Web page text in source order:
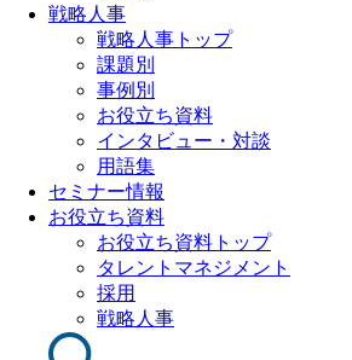
戦略人事
戦略人事トップ
課題別
事例別
お役立ち資料
インタビュー・対談
用語集
セミナー情報
お役立ち資料
お役立ち資料トップ
タレントマネジメント
採用
戦略人事